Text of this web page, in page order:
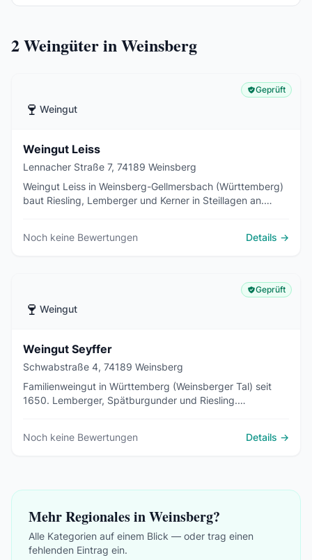
2Weingüter in Weinsberg
🍷 Weingut
Geprüft
Weingut Leiss
Lennacher Straße 7, 74189 Weinsberg
Weingut Leiss in Weinsberg-Gellmersbach (Württemberg)
baut Riesling, Lemberger und Kerner in Steillagen an.
Noch keine Bewertungen Details →
🍷 Weingut
Geprüft
Weingut Seyffer
Schwabstraße 4, 74189 Weinsberg
Familienweingut in Württemberg (Weinsberger Tal) seit
1650. Lemberger, Spätburgunder und Riesling.
Noch keine Bewertungen Details →
Mehr Regionales in Weinsberg?
Alle Kategorien auf einem Blick — oder trag einen
fehlenden Eintrag ein.